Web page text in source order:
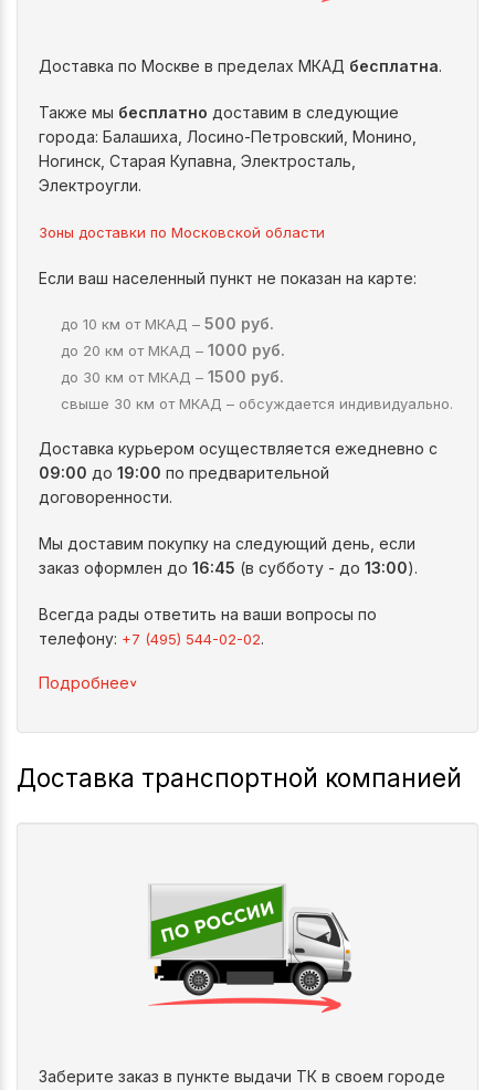
Доставка по Москве в пределах МКАД бесплатна.
Также мы бесплатно доставим в следующие
города: Балашиха, Лосино-Петровский, Монино,
Ногинск, Старая Купавна, Электросталь,
Электроугли.
Зоны доставки по Московской области
Если ваш населенный пункт не показан на карте:
до 10 км от МКАД – 500 руб.
до 20 км от МКАД – 1000 руб.
до 30 км от МКАД – 1500 руб.
свыше 30 км от МКАД – обсуждается индивидуально.
Доставка курьером осуществляется ежедневно с
09:00 до 19:00 по предварительной
договоренности.
Мы доставим покупку на следующий день, если
заказ оформлен до 16:45 (в субботу - до 13:00).
Всегда рады ответить на ваши вопросы по
телефону: +7 (495) 544-02-02.
Подробнее^
Доставка транспортной компанией
Заберите заказ в пункте выдачи ТК в своем городе